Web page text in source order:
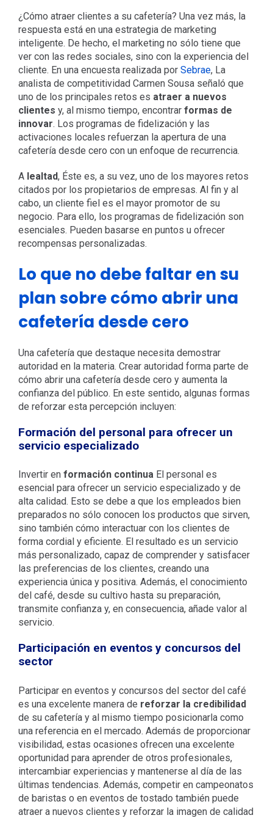
¿Cómo atraer clientes a su cafetería? Una vez más, la
respuesta está en una estrategia de marketing
inteligente. De hecho, el marketing no sólo tiene que
ver con las redes sociales, sino con la experiencia del
cliente. En una encuesta realizada por Sebrae, La
analista de competitividad Carmen Sousa señaló que
uno de los principales retos es atraer a nuevos
clientes y, al mismo tiempo, encontrar formas de
innovar. Los programas de fidelización y las
activaciones locales refuerzan la apertura de una
cafetería desde cero con un enfoque de recurrencia.
A lealtad, Éste es, a su vez, uno de los mayores retos
citados por los propietarios de empresas. Al fin y al
cabo, un cliente fiel es el mayor promotor de su
negocio. Para ello, los programas de fidelización son
esenciales. Pueden basarse en puntos u ofrecer
recompensas personalizadas.
Lo que no debe faltar en su
plan sobre cómo abrir una
cafetería desde cero
Una cafetería que destaque necesita demostrar
autoridad en la materia. Crear autoridad forma parte de
cómo abrir una cafetería desde cero y aumenta la
confianza del público. En este sentido, algunas formas
de reforzar esta percepción incluyen:
Formación del personal para ofrecer un
servicio especializado
Invertir en formación continuaEl personal es
esencial para ofrecer un servicio especializado y de
alta calidad. Esto se debe a que los empleados bien
preparados no sólo conocen los productos que sirven,
sino también cómo interactuar con los clientes de
forma cordial y eficiente. El resultado es un servicio
más personalizado, capaz de comprender y satisfacer
las preferencias de los clientes, creando una
experiencia única y positiva. Además, el conocimiento
del café, desde su cultivo hasta su preparación,
transmite confianza y, en consecuencia, añade valor al
servicio.
Participación en eventos y concursos del
sector
Participar en eventos y concursos del sector del café
es una excelente manera de reforzar la credibilidad
de su cafetería y al mismo tiempo posicionarla como
una referencia en el mercado. Además de proporcionar
visibilidad, estas ocasiones ofrecen una excelente
oportunidad para aprender de otros profesionales,
intercambiar experiencias y mantenerse al día de las
últimas tendencias. Además, competir en campeonatos
de baristas o en eventos de tostado también puede
atraer a nuevos clientes y reforzar la imagen de calidad